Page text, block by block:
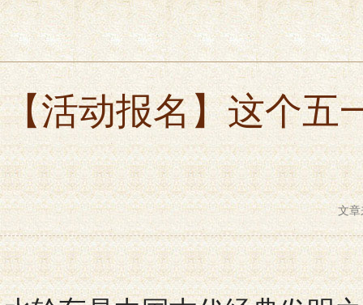
【活动报名】这个五
文